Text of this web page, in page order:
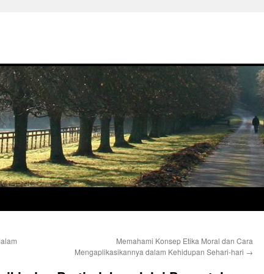
Memahami Konsep Etika Moral dan Cara
Mengaplikasikannya dalam Kehidupan Sehari-hari →